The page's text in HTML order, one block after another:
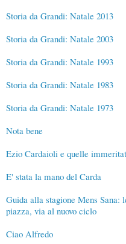
Storia da Grandi: Natale 2013
Storia da Grandi: Natale 2003
Storia da Grandi: Natale 1993
Storia da Grandi: Natale 1983
Storia da Grandi: Natale 1973
Nota bene
Ezio Cardaioli e quelle
E' stata la mano del Carda
Guida alla stagione Mens
piazza, via al nuovo ciclo
Ciao Alfredo